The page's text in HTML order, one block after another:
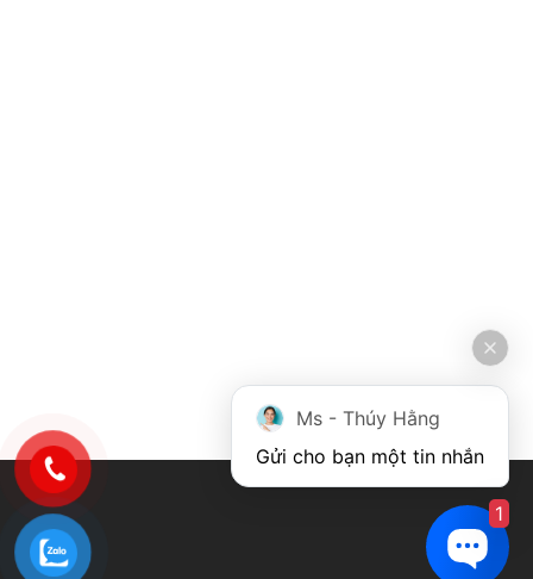
Ms - Thúy Hằng
Gửi cho bạn một tin nhắn
1